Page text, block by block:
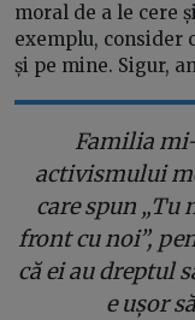
moral de a le cere
exemplu, consider
și pe mine. Sigur,
Familia
activismului
care spun „Tu
front cu noi”,
că ei au dreptul
e ușor